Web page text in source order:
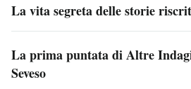
La vita segreta delle storie
La prima puntata di Altre
Seveso